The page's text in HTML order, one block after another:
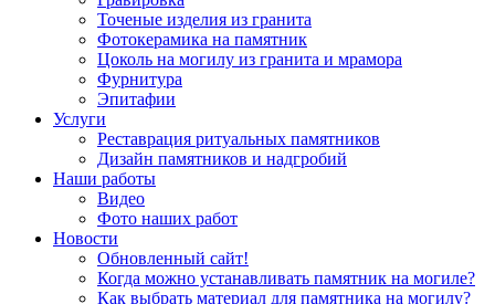
Точеные изделия из гранита
Фотокерамика на памятник
Цоколь на могилу из гранита и мрамора
Фурнитура
Эпитафии
Услуги
Реставрация ритуальных памятников
Дизайн памятников и надгробий
Наши работы
Видео
Фото наших работ
Новости
Обновленный сайт!
Когда можно устанавливать памятник на могиле?
Как выбрать материал для памятника на могилу?